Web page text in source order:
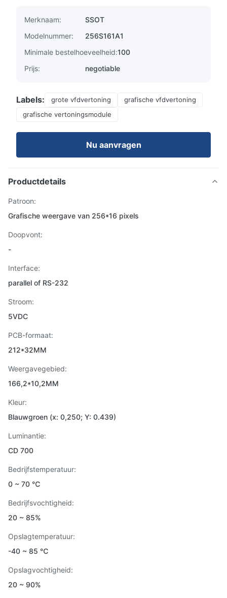
Merknaam:
SSOT
Modelnummer:
256S161A1
Minimale bestelhoeveelheid:100
Prijs:
negotiable
Labels: grote vfdvertoning
grafische vfdvertoning
grafische vertoningsmodule
Nu aanvragen
Productdetails
Patroon:
Grafische weergave van 256*16 pixels
Doopvont:
-
Interface:
parallel of RS-232
Stroom:
5VDC
PCB-formaat:
212*32MM
Weergavegebied:
166,2*10,2MM
Kleur:
Blauwgroen (x: 0,250; Y: 0.439)
Luminantie:
CD 700
Bedrijfstemperatuur:
0 ~ 70 ℃
Bedrijfsvochtigheid:
20 ~ 85%
Opslagtemperatuur:
-40 ~ 85 ℃
Opslagvochtigheid:
20 ~ 90%